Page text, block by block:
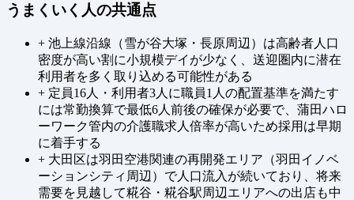
うまくいく人の共通点
+ 池上線沿線（雪が谷大塚・長原周辺）は高齢者人口
密度が高い割に小規模デイが少なく、送迎圏内に潜在
利用者を多く取り込める可能性がある
+ 定員16人・利用者3人に職員1人の配置基準を満たす
には常勤換算で最低6人前後の確保が必要で、蒲田ハロ
ーワーク管内の介護職求人倍率が高いため採用は早期
に着手する
+ 大田区は羽田空港関連の再開発エリア（羽田イノベ
ーションシティ周辺）で人口流入が続いており、将来
需要を見越して糀谷・糀谷駅周辺エリアへの出店も中